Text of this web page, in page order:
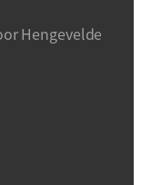
Hengevelde